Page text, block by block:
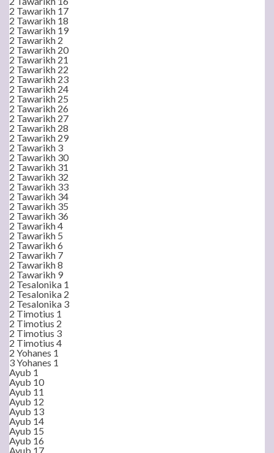
2 Tawarikh 17
2 Tawarikh 18
2 Tawarikh 19
2 Tawarikh 2
2 Tawarikh 20
2 Tawarikh 21
2 Tawarikh 22
2 Tawarikh 23
2 Tawarikh 24
2 Tawarikh 25
2 Tawarikh 26
2 Tawarikh 27
2 Tawarikh 28
2 Tawarikh 29
2 Tawarikh 3
2 Tawarikh 30
2 Tawarikh 31
2 Tawarikh 32
2 Tawarikh 33
2 Tawarikh 34
2 Tawarikh 35
2 Tawarikh 36
2 Tawarikh 4
2 Tawarikh 5
2 Tawarikh 6
2 Tawarikh 7
2 Tawarikh 8
2 Tawarikh 9
2 Tesalonika 1
2 Tesalonika 2
2 Tesalonika 3
2 Timotius 1
2 Timotius 2
2 Timotius 3
2 Timotius 4
2 Yohanes 1
3 Yohanes 1
Ayub 1
Ayub 10
Ayub 11
Ayub 12
Ayub 13
Ayub 14
Ayub 15
Ayub 16
Ayub 17